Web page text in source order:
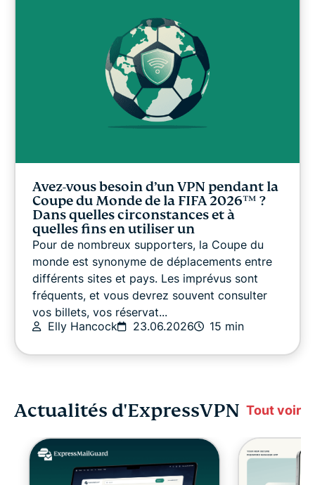
Avez-vous besoin d’un VPN pendant la
Coupe du Monde de la FIFA 2026™️ ?
Dans quelles circonstances et à
quelles fins en utiliser un
Pour de nombreux supporters, la Coupe du
monde est synonyme de déplacements entre
différents sites et pays. Les imprévus sont
fréquents, et vous devrez souvent consulter
vos billets, vos réservat...
Elly Hancock
23.06.2026 15 min
Actualités d'ExpressVPN Tout voir